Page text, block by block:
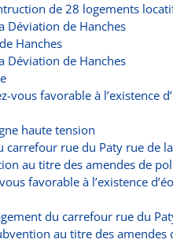
de 28 logements
Déviation de Hanches
Hanches
Déviation de Hanches
vous favorable à l’existence
haute tension
carrefour rue du Paty rue de
au titre des amendes de
favorable à l’existence
du carrefour rue du
au titre des amendes